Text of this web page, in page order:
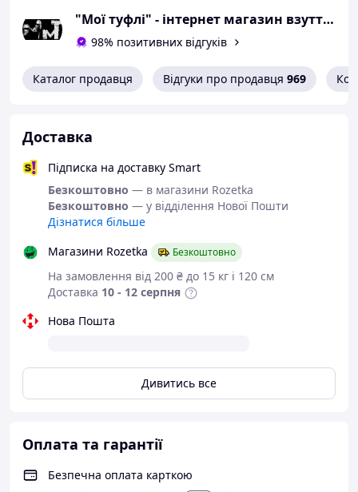
Вам сподобалася модель
і Ви вирішили купити?
Зателефонуйте 067-9272731 / 050-
9336271 і уточніть наявність
Або задайте запитання на
Всі товари магазину -->
Взуття від
українського
виробника
Текстильні кросівки
серії "
особливої реклами.
За кілька років існування бренду
доведено, що якість може бути вищою
гардеробі взуття даного виробника, Ви
неодмінно захочете придбати щось
більш нове.
Restimeце сучасне комфортне, якісне,
"Мої туфлі" - інтернет магазин взуття на всі випадки життя.
98% позитивних відгуків
Каталог продавця Відгуки про продавця 969
Доставка
Підписка на доставку Smart
Безкоштовно — в магазини Rozetka
Безкоштовно — у відділення Нової Пошти
Дізнатися більше
Магазини Rozetka
Безкоштовно
На замовлення від 200 ₴ до 15 кг і 120 см
Доставка 10 - 12 серпня
Нова Пошта
Дивитись все
Оплата та гарантії
Безпечна оплата карткою